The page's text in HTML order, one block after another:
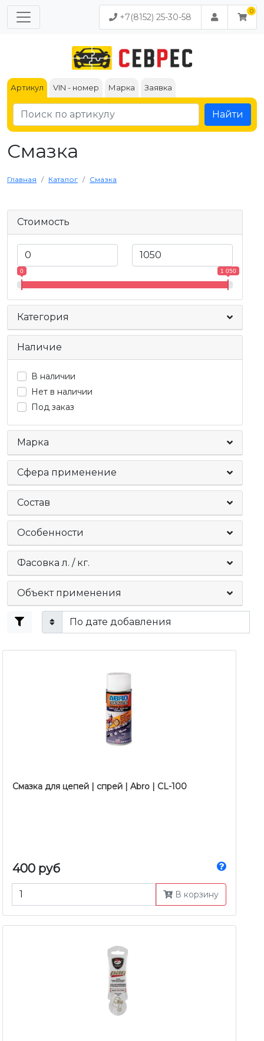
+7(8152) 25-30-58
Артикул VIN - номер Марка Заявка
Найти
Смазка
Главная Каталог Смазка
Стоимость
0 1 050
Наличие
В наличии
Нет в наличии
Под заказ
Марка
Сфера применение
Состав
Особенности
Фасовка л. / кг.
Объект применения
Категория
Смазка для цепей | спрей | Abro | CL-100
400 руб
В корзину